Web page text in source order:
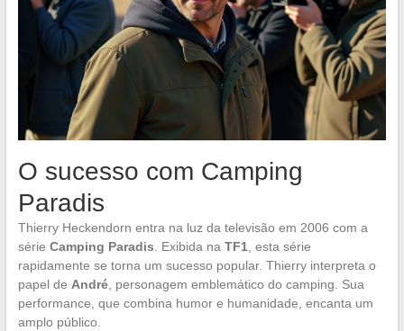
O sucesso com Camping
Paradis
Thierry Heckendorn entra na luz da televisão em 2006 com a
série Camping Paradis. Exibida na TF1, esta série
rapidamente se torna um sucesso popular. Thierry interpreta o
papel de André, personagem emblemático do camping. Sua
performance, que combina humor e humanidade, encanta um
amplo público.